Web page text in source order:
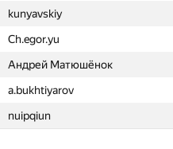
kunyavskiy
Ch.egor.yu
Андрей Матюшёнок
a.bukhtiyarov
nuipqiun
comp.disk2013
Semenuska2010
olymp96
alexmir.2000
hamzqq9